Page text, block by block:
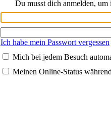
Du musst dich anmelden,
Ich habe mein Passwort vergessen
Mich bei jedem Besuch
Meinen Online-Status